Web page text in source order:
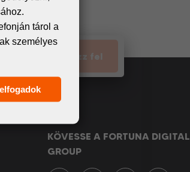
meg.
Iratkozz fel
KÖVESSE A FORTUNA DIGITAL
GROUP
tárol a
személyes